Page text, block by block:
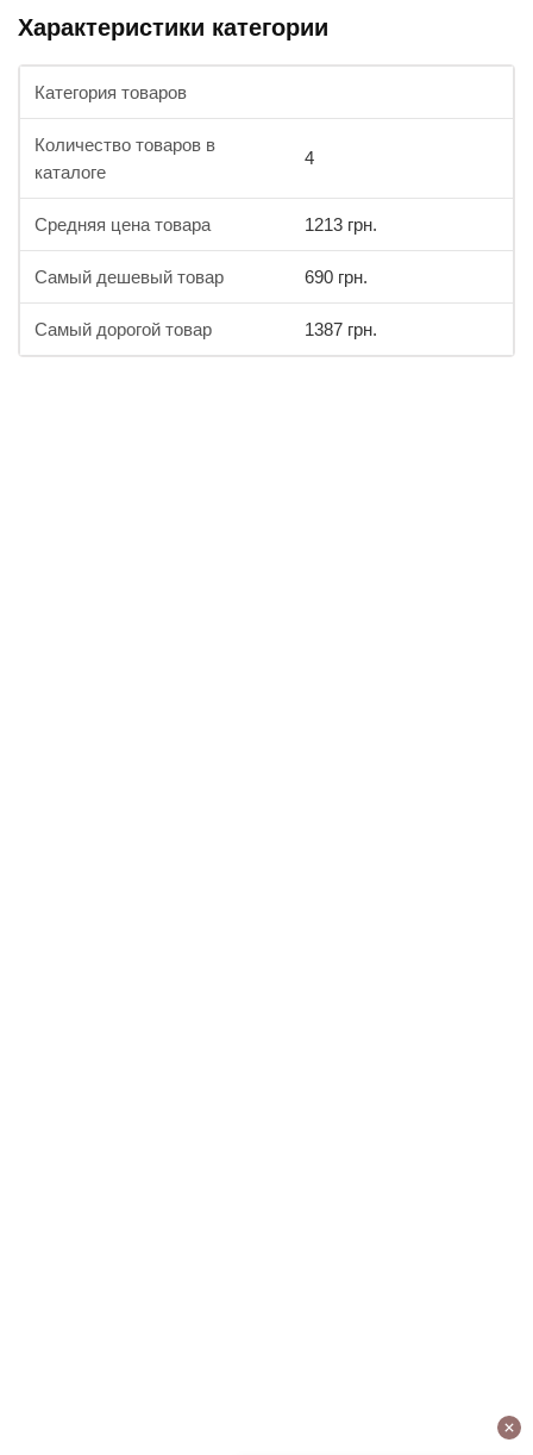
Характеристики категории
Категория товаров
Количество товаров в
каталоге
4
Средняя цена товара 1213 грн.
Самый дешевый товар 690 грн.
Самый дорогой товар 1387 грн.